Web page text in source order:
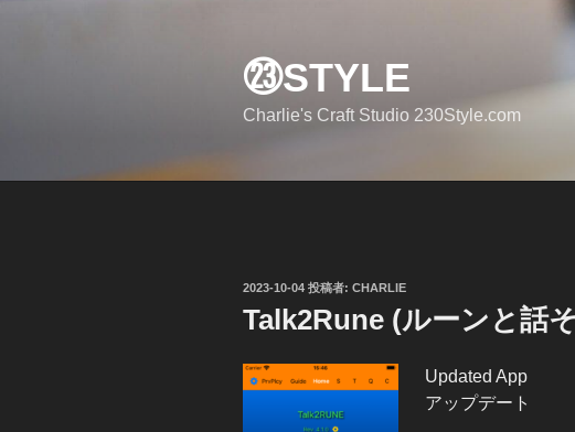
㉓STYLE
Charlie's Craft Studio 230Style.com
投
日:
2023-10-04 投稿者: CHARLIE
Talk2Rune (ルーンと話
Updated App
アップデート